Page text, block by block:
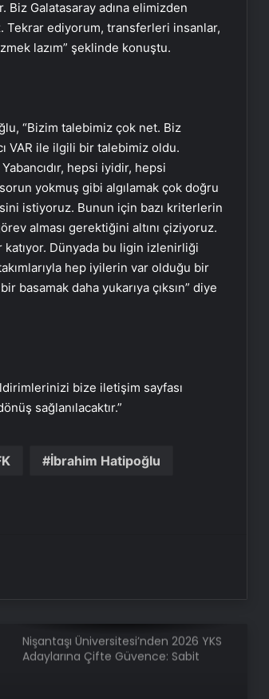
Galatasaray adına elimizden
ediyorum, transferleri insanlar,
lazım” şeklinde konuştu.
“Bizim talebimiz çok net. Biz
VAR ile ilgili bir talebimiz oldu.
hepsi iyidir, hepsi
yokmuş gibi algılamak çok doğru
istiyoruz. Bunun için bazı kriterlerin
alması gerektiğini altını çiziyoruz.
katıyor. Dünyada bu ligin izlenirliği
hep iyilerin var olduğu bir
daha yukarıya çıksın” diye
bize iletişim sayfası
sağlanılacaktır.”
İbrahim Hatipoğlu
Bigo Elmas Bayi – Güvenli, Hızlı ve
Hizmetleri
Nişantaşı Üniversitesi’nden 2026 YKS
Adaylarına Çifte Güvence: Sabit